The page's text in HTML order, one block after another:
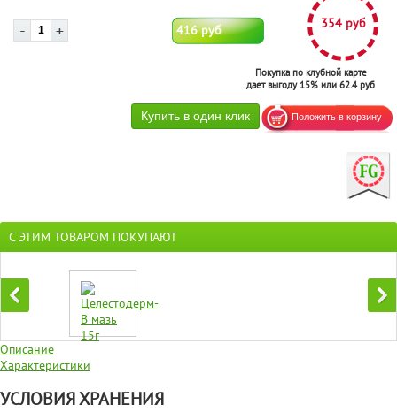
416 руб 354 руб
Покупка по клубной карте
дает выгоду 15% или 62.4 руб
С ЭТИМ ТОВАРОМ ПОКУПАЮТ
Описание
Характеристики
УСЛОВИЯ ХРАНЕНИЯ